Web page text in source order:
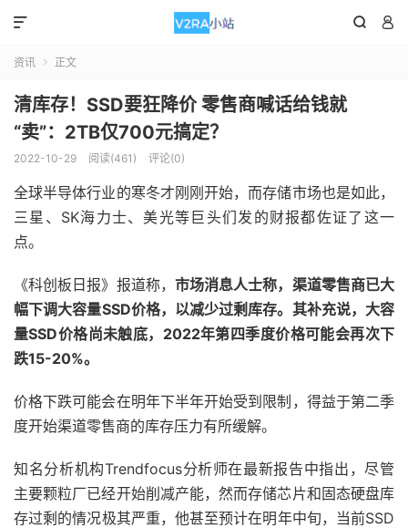
 

资讯  正文
清库存！SSD要狂降价 零售商喊话给钱就
“卖”：2TB仅700元搞定？
2022-10-29 阅读(461) 评论(0)
全球半导体行业的寒冬才刚刚开始，而存储市场也是如此，
三星、SK海力士、美光等巨头们发的财报都佐证了这一
点。
《科创板日报》报道称， 市场消息人士称，渠道零售商已大
幅下调大容量SSD价格，以减少过剩库存。其补充说，大容
量SSD价格尚未触底，2022年第四季度价格可能会再次下
跌15-20%。
价格下跌可能会在明年下半年开始受到限制，得益于第二季
度开始渠道零售商的库存压力有所缓解。
知名分析机构Trendfocus分析师在最新报告中指出，尽管
主要颗粒厂已经开始削减产能，然而存储芯片和固态硬盘库
存过剩的情况极其严重，他甚至预计在明年中旬，当前SSD